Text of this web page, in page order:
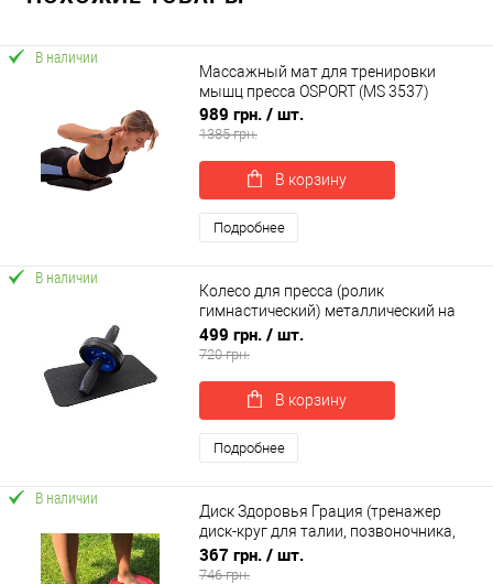
В наличии
Массажный мат для тренировки
мышц пресса OSPORT (MS 3537)
989 грн. / шт.
1385 грн.
В корзину
Подробнее
В наличии
Колесо для пресса (ролик
гимнастический) металлический на
подшипнике усиленный OSPORT Pro
(FI-0104)
499 грн. / шт.
720 грн.
В корзину
Подробнее
В наличии
Диск Здоровья Грация (тренажер
диск-круг для талии, позвоночника,
пресса) металлический OSPORT (FI-
0107)
367 грн. / шт.
746 грн.